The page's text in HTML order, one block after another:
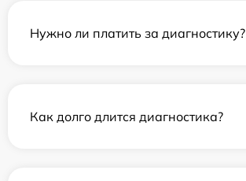
Нужно ли платить за диагностику?
Как долго длится диагностика?